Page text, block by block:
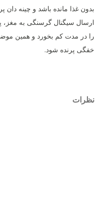
بدون غذا مانده باشد و چینه دان
ارسال سیگنال گرسنگی به مغز،
را در مدت کم بخورد و همین
خفگی پرنده شود.
نظرات